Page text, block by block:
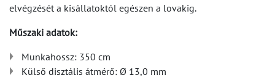
elvégzését a kisállatoktól egészen a lovakig.
Műszaki adatok:
Munkahossz: 350 cm
Külső disztális átmérő: Ø 13,0 mm